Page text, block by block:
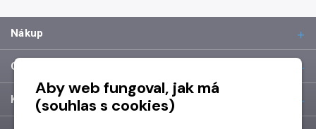
Nákup
O společnosti
Kontakt
Aby web fungoval, jak má
(souhlas s cookies)